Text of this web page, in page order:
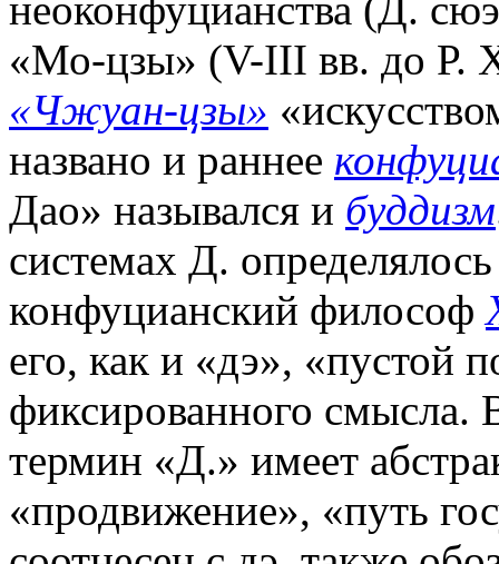
«Мо-цзы» (V-III вв. до Р.
«Чжуан-цзы»
названо и раннее
Дао» назывался и буддизм
системах Д.
конфуцианский философ
его, как и «дэ», «пустой
фиксированного
термин «Д.» имеет
«продвижение», «путь